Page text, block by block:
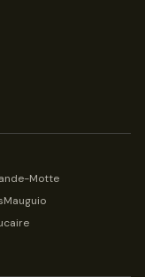
Motte
Mauguio